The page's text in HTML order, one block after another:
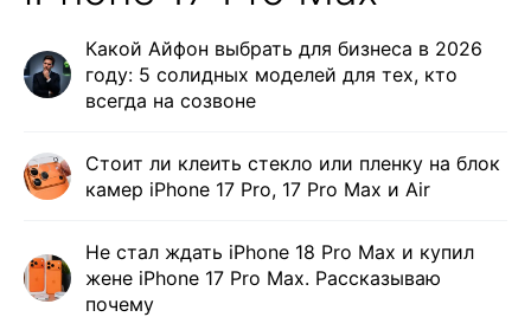
Какой Айфон выбрать для бизнеса в 2026
году: 5 солидных моделей для тех, кто
всегда на созвоне
Стоит ли клеить стекло или пленку на блок
камер iPhone 17 Pro, 17 Pro Max и Air
Не стал ждать iPhone 18 Pro Max и купил
жене iPhone 17 Pro Max. Рассказываю
почему